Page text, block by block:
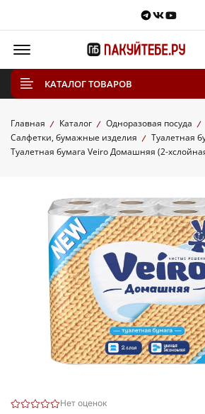
Telegram
VKontakte
КАТАЛОГ ТОВАРОВ
Главная Каталог
Одноразовая посуда
Салфетки, бумажные изделия
Туалетная
Туалетная бумага Veiro Домашняя (2-
Нет оценок